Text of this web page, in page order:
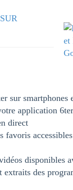
sur smartphones
application
direct
favoris
disponibles
extraits des